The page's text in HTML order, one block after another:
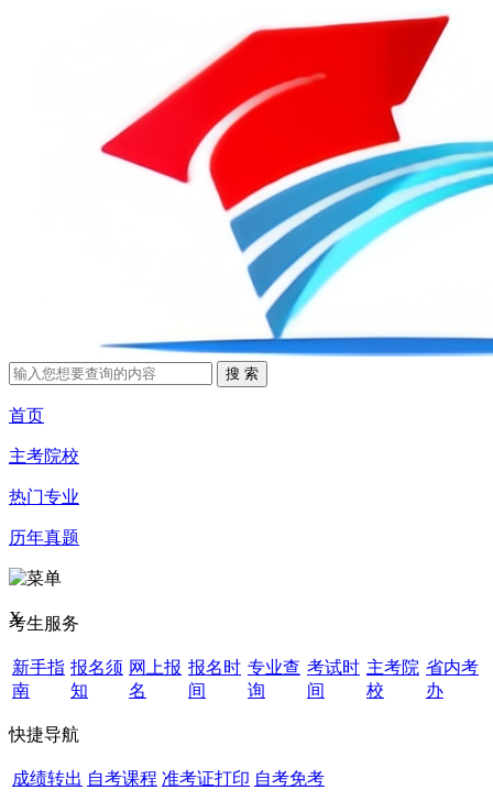
首页
主考院校
热门专业
历年真题
X
考生服务
新手指
南
报名须
知
网上报
名
报名时
间
专业查
询
考试时
间
主考院
校
省内考
办
快捷导航
成绩转出 自考课程 准考证打印 自考免考